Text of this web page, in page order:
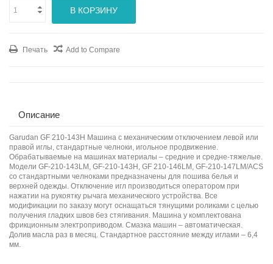
В КОРЗИНУ
Печать Add to Compare
Описание
Garudan GF 210-143H Машина с механическим отключением левой или
правой иглы, стандартные челноки, игольное продвижение.
Обрабатываемые на машинах материалы – средние и средне-тяжелые.
Модели GF-210-143LM, GF-210-143H, GF 210-146LM, GF-210-147LM/ACS
со стандартными челноками предназначены для пошива белья и
верхней одежды. Отключение игл производиться оператором при
нажатии на рукоятку рычага механического устройства. Все
модификации по заказу могут оснащаться тянущими роликами с целью
получения гладких швов без стягивания. Машина у комплектована
фрикционным электроприводом. Смазка машин – автоматическая.
Долив масла раз в месяц. Стандартное расстояние между иглами – 6,4
мм.